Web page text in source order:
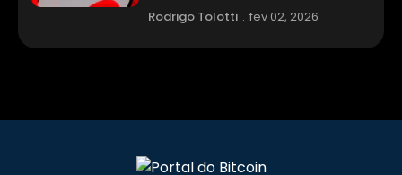
Rodrigo Tolotti . fev 02, 2026